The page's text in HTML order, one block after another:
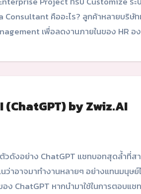
คืออะไร? ลูกค้าหลายบริษั
เพื่อลดงานภายในของ HR อ
(ChatGPT) by Zwiz.AI
ว่าอาจมาทำงานหลายๆ อย่างแทนมนุษย์
ChatGPT หากนำมาใช้ในการตอบแช